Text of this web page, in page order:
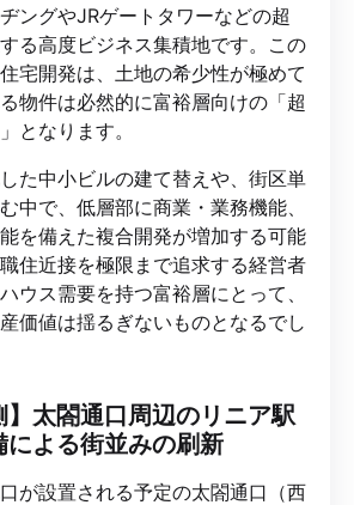
ングやJRゲートタワーなどの超
る高度ビジネス集積地です。この
宅開発は、土地の希少性が極めて
物件は必然的に富裕層向けの「超
となります。
た中小ビルの建て替えや、街区単
中で、低層部に商業・業務機能、
を備えた複合開発が増加する可能
住近接を極限まで追求する経営者
ウス需要を持つ富裕層にとって、
価値は揺るぎないものとなるでし
】太閤通口周辺のリニア駅
による街並みの刷新
が設置される予定の太閤通口（西